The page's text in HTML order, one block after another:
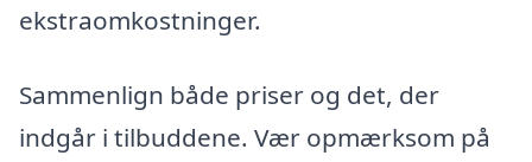
ekstraomkostninger.
Sammenlign både priser og det, der
indgår i tilbuddene. Vær opmærksom på